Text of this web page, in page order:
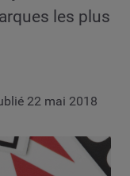
les plus
22 mai 2018